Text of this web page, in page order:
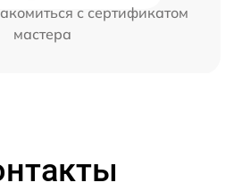
с сертификатом
мастера